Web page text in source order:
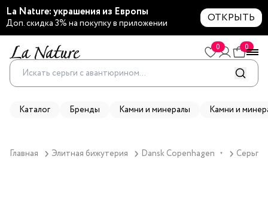
La Nature: украшения из Европы
Доп. скидка 3% на покупку в приложении ОТКРЫТЬ
0 0
Каталог Бренды Камни и минералы Камни и
Главная Элитная бижутерия Dansk Copenhagen ▼ Серьги